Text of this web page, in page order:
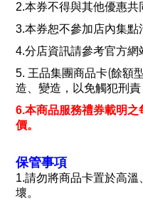
2.本券不得與其他優惠共
3.本券恕不參加店內集點
4.分店資訊請參考官方網
5. 王品集團商品卡(餘額
造、變造，以免觸犯刑責
6.本商品服務禮券載明之
價。
保管事項
1.請勿將商品卡置於高溫
壞。